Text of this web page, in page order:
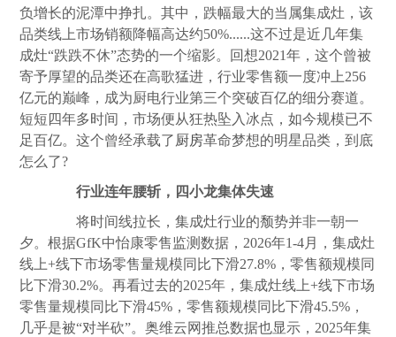
负增长的泥潭中挣扎。其中，跌幅最大的当属集成灶，该
品类线上市场销额降幅高达约50%......这不过是近几年集
成灶“跌跌不休”态势的一个缩影。回想2021年，这个曾被
寄予厚望的品类还在高歌猛进，行业零售额一度冲上256
亿元的巅峰，成为厨电行业第三个突破百亿的细分赛道。
短短四年多时间，市场便从狂热坠入冰点，如今规模已不
足百亿。这个曾经承载了 厨房革命梦想的明星品类，到底
怎么了?
行业连年腰斩，四小龙集体失速
将时间线拉长，集成灶行业的颓势并非一朝一
夕。根据GfK中怡康零售监测数据，2026年1-4月，集成灶
线上+线下市场零售量规模同比下滑27.8%，零售额规模同
比下滑30.2%。再看过去的2025年，集成灶线上+线下市场
零售量规模同比下滑45%，零售额规模同比下滑45.5%，
几乎是被“对半砍”。奥维云网推总数据也显示，2025年集